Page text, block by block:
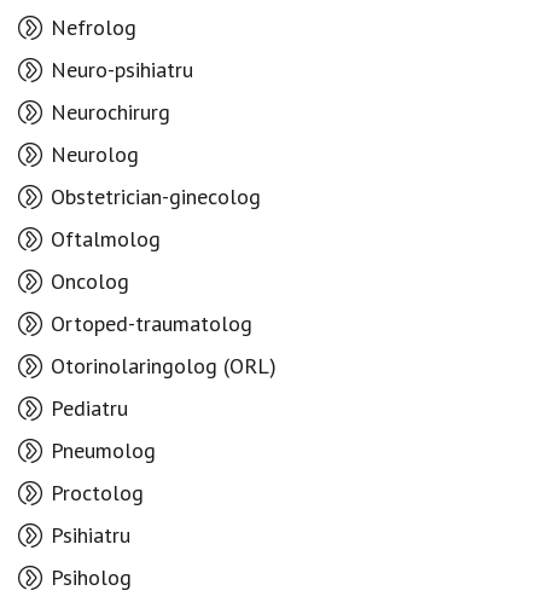
Nefrolog
Neuro-psihiatru
Neurochirurg
Neurolog
Obstetrician-ginecolog
Oftalmolog
Oncolog
Ortoped-traumatolog
Otorinolaringolog (ORL)
Pediatru
Pneumolog
Proctolog
Psihiatru
Psiholog